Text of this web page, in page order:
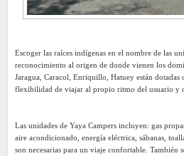
Escoger las raíces indígenas en el nombre de las
reconocimiento al origen de donde vienen los
Jaragua, Caracol, Enriquillo, Hatuey están
flexibilidad de viajar al propio ritmo del usuario y
Las unidades de Yaya Campers incluyen: gas
aire acondicionado, energía eléctrica, sábanas,
son necesarias para un viaje confortable. También